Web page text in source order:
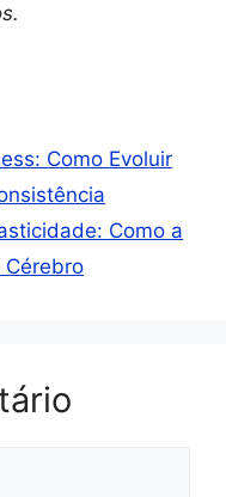
Como Evoluir
Como a
Cérebro